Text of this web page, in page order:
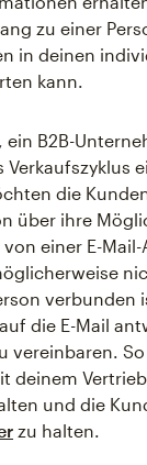
zu einer
in deinen
kann.
B2B-
Verkaufszyklus
die
über ihre
einer E-Mail-
verbunden
die E-Mail
vereinbaren.
deinem
und die
zu halten.